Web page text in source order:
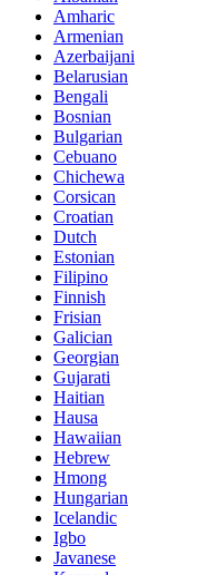
Amharic
Armenian
Azerbaijani
Belarusian
Bengali
Bosnian
Bulgarian
Cebuano
Chichewa
Corsican
Croatian
Dutch
Estonian
Filipino
Finnish
Frisian
Galician
Georgian
Gujarati
Haitian
Hausa
Hawaiian
Hebrew
Hmong
Hungarian
Icelandic
Igbo
Javanese